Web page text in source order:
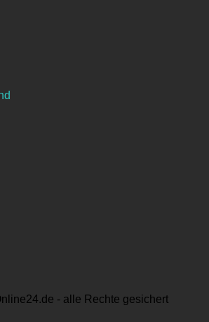
- alle Rechte gesichert